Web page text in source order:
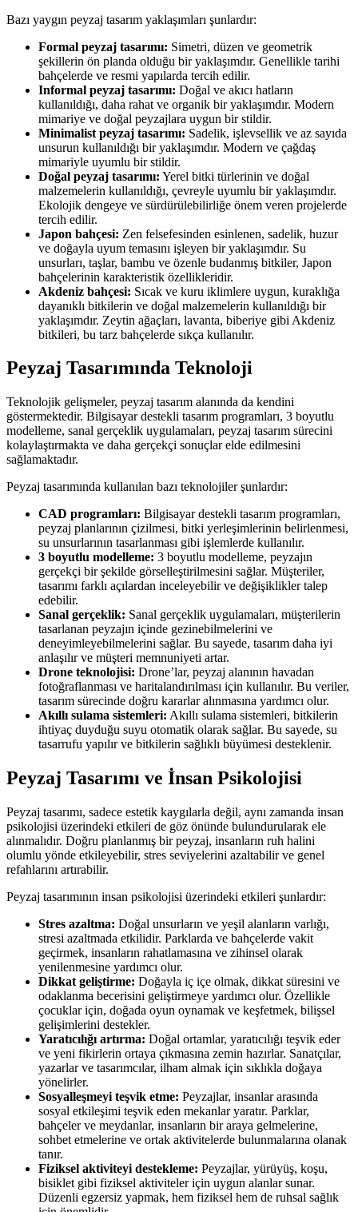
Bazı yaygın peyzaj tasarım yaklaşımları şunlardır:
Formal peyzaj tasarımı: Simetri, düzen ve geometrik
şekillerin ön planda olduğu bir yaklaşımdır. Genellikle tarihi
bahçelerde ve resmi yapılarda tercih edilir.
Informal peyzaj tasarımı: Doğal ve akıcı hatların
kullanıldığı, daha rahat ve organik bir yaklaşımdır. Modern
mimariye ve doğal peyzajlara uygun bir stildir.
Minimalist peyzaj tasarımı: Sadelik, işlevsellik ve az sayıda
unsurun kullanıldığı bir yaklaşımdır. Modern ve çağdaş
mimariyle uyumlu bir stildir.
Doğal peyzaj tasarımı: Yerel bitki türlerinin ve doğal
malzemelerin kullanıldığı, çevreyle uyumlu bir yaklaşımdır.
Ekolojik dengeye ve sürdürülebilirliğe önem veren projelerde
tercih edilir.
Japon bahçesi: Zen felsefesinden esinlenen, sadelik, huzur
ve doğayla uyum temasını işleyen bir yaklaşımdır. Su
unsurları, taşlar, bambu ve özenle budanmış bitkiler, Japon
bahçelerinin karakteristik özellikleridir.
Akdeniz bahçesi: Sıcak ve kuru iklimlere uygun, kuraklığa
dayanıklı bitkilerin ve doğal malzemelerin kullanıldığı bir
yaklaşımdır. Zeytin ağaçları, lavanta, biberiye gibi Akdeniz
bitkileri, bu tarz bahçelerde sıkça kullanılır.
Peyzaj Tasarımında Teknoloji
Teknolojik gelişmeler, peyzaj tasarım alanında da kendini
göstermektedir. Bilgisayar destekli tasarım programları, 3 boyutlu
modelleme, sanal gerçeklik uygulamaları, peyzaj tasarım sürecini
kolaylaştırmakta ve daha gerçekçi sonuçlar elde edilmesini
sağlamaktadır.
Peyzaj tasarımında kullanılan bazı teknolojiler şunlardır:
CAD programları: Bilgisayar destekli tasarım programları,
peyzaj planlarının çizilmesi, bitki yerleşimlerinin belirlenmesi,
su unsurlarının tasarlanması gibi işlemlerde kullanılır.
3 boyutlu modelleme: 3 boyutlu modelleme, peyzajın
gerçekçi bir şekilde görselleştirilmesini sağlar. Müşteriler,
tasarımı farklı açılardan inceleyebilir ve değişiklikler talep
edebilir.
Sanal gerçeklik: Sanal gerçeklik uygulamaları, müşterilerin
tasarlanan peyzajın içinde gezinebilmelerini ve
deneyimleyebilmelerini sağlar. Bu sayede, tasarım daha iyi
anlaşılır ve müşteri memnuniyeti artar.
Drone teknolojisi: Drone’lar, peyzaj alanının havadan
fotoğraflanması ve haritalandırılması için kullanılır. Bu veriler,
tasarım sürecinde doğru kararlar alınmasına yardımcı olur.
Akıllı sulama sistemleri: Akıllı sulama sistemleri, bitkilerin
ihtiyaç duyduğu suyu otomatik olarak sağlar. Bu sayede, su
tasarrufu yapılır ve bitkilerin sağlıklı büyümesi desteklenir.
Peyzaj Tasarımı ve İnsan Psikolojisi
Peyzaj tasarımı, sadece estetik kaygılarla değil, aynı zamanda insan
psikolojisi üzerindeki etkileri de göz önünde bulundurularak ele
alınmalıdır. Doğru planlanmış bir peyzaj, insanların ruh halini
olumlu yönde etkileyebilir, stres seviyelerini azaltabilir ve genel
refahlarını artırabilir.
Peyzaj tasarımının insan psikolojisi üzerindeki etkileri şunlardır:
Stres azaltma: Doğal unsurların ve yeşil alanların varlığı,
stresi azaltmada etkilidir. Parklarda ve bahçelerde vakit
geçirmek, insanların rahatlamasına ve zihinsel olarak
yenilenmesine yardımcı olur.
Dikkat geliştirme: Doğayla iç içe olmak, dikkat süresini ve
odaklanma becerisini geliştirmeye yardımcı olur. Özellikle
çocuklar için, doğada oyun oynamak ve keşfetmek, bilişsel
gelişimlerini destekler.
Yaratıcılığı artırma: Doğal ortamlar, yaratıcılığı teşvik eder
ve yeni fikirlerin ortaya çıkmasına zemin hazırlar. Sanatçılar,
yazarlar ve tasarımcılar, ilham almak için sıklıkla doğaya
yönelirler.
Sosyalleşmeyi teşvik etme: Peyzajlar, insanlar arasında
sosyal etkileşimi teşvik eden mekanlar yaratır. Parklar,
bahçeler ve meydanlar, insanların bir araya gelmelerine,
sohbet etmelerine ve ortak aktivitelerde bulunmalarına olanak
tanır.
Fiziksel aktiviteyi destekleme: Peyzajlar, yürüyüş, koşu,
bisiklet gibi fiziksel aktiviteler için uygun alanlar sunar.
Düzenli egzersiz yapmak, hem fiziksel hem de ruhsal sağlık